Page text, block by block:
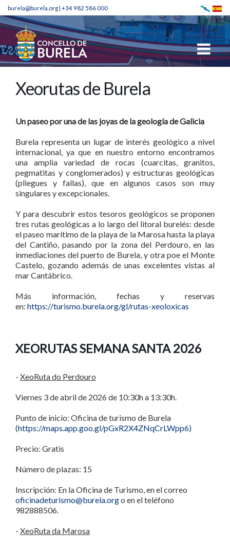
burela@burela.org| +34 982 586 000
Xeorutas de Burela
Un paseo por una de las joyas de la geología de Galicia
Burela representa un lugar de interés geológico a nivel
internacional, ya que en nuestro entorno encontramos
una amplia variedad de rocas (cuarcitas, granitos,
pegmatitas y conglomerados) y estructuras geológicas
(pliegues y fallas), que en algunos casos son muy
singulares y excepcionales.
Y para descubrir estos tesoros geológicos se proponen
tres rutas geológicas a lo largo del litoral burelés: desde
el paseo marítimo de la playa de la Marosa hasta la playa
del Cantiño, pasando por la zona del Perdouro, en las
inmediaciones del puerto de Burela, y otra poe el Monte
Castelo, gozando además de unas excelentes vistas al
mar Cantábrico.
Más información, fechas y reservas
en: https://turismo.burela.org/gl/rutas-xeoloxicas
XEORUTAS SEMANA SANTA 2026
- XeoRuta do Perdouro
Viernes 3 de abril de 2026 de 10:30h a 13:30h.
Punto de inicio: Oficina de turismo de Burela
(https://maps.app.goo.gl/pGxR2X4ZNqCrLWpp6)
Precio: Gratis
Número de plazas: 15
Inscripción: En la Oficina de Turismo, en el correo
oficinadeturismo@burela.orgo en el teléfono
982888506.
- XeoRuta da Marosa